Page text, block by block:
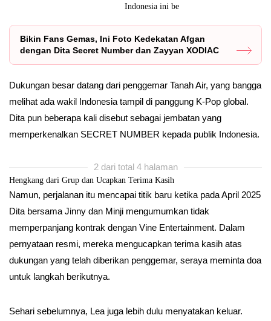
Indonesia ini be
Bikin Fans Gemas, Ini Foto Kedekatan Afgan
dengan Dita Secret Number dan Zayyan XODIAC
Dukungan besar datang dari penggemar Tanah Air, yang bangga
melihat ada wakil Indonesia tampil di panggung K-Pop global.
Dita pun beberapa kali disebut sebagai jembatan yang
memperkenalkan SECRET NUMBER kepada publik Indonesia.
2 dari total 4 halaman
Hengkang dari Grup dan Ucapkan Terima Kasih
Namun, perjalanan itu mencapai titik baru ketika pada April 2025
Dita bersama Jinny dan Minji mengumumkan tidak
memperpanjang kontrak dengan Vine Entertainment. Dalam
pernyataan resmi, mereka mengucapkan terima kasih atas
dukungan yang telah diberikan penggemar, seraya meminta doa
untuk langkah berikutnya.
Sehari sebelumnya, Lea juga lebih dulu menyatakan keluar.